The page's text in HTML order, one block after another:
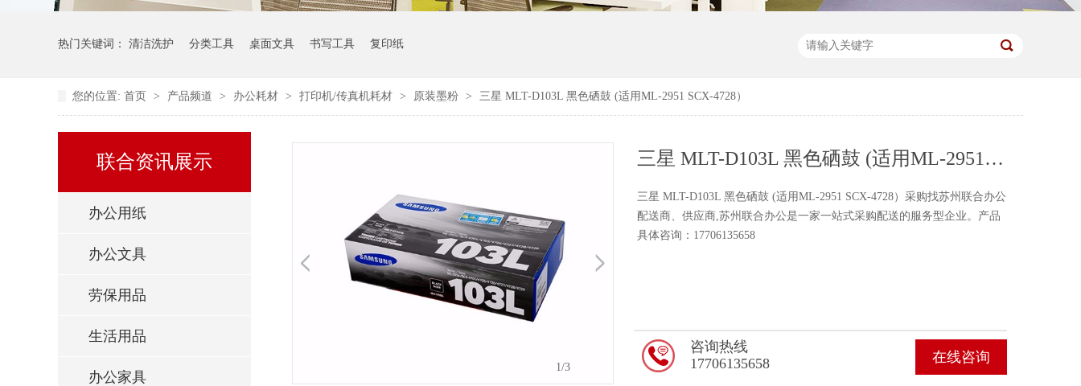
热门关键词： 清洁洗护 分类工具 桌面文具 书写工具 复印纸
您的位置: 首页 > 产品频道 > 办公耗材 > 打印机/传真机耗材 > 原装墨粉 > 三星 MLT-D103L 黑色硒鼓 (适用ML-2951 SCX-4728）
联合资讯展示
办公用纸
办公文具
劳保用品
生活用品
办公家具
1/3
三星 MLT-D103L 黑色硒鼓 (适用ML-2951 SCX-4728）
三星 MLT-D103L 黑色硒鼓 (适用ML-2951 SCX-4728）采购找苏州联合办公
配送商、供应商,苏州联合办公是一家一站式采购配送的服务型企业。产品
具体咨询：17706135658
在线咨询
咨询热线
17706135658